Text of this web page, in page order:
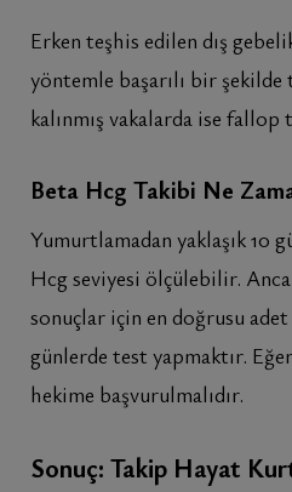
Erken teşhis edilen dış
yöntemle başarılı bir
kalınmış vakalarda ise fallop
Beta Hcg Takibi Ne
Yumurtlamadan yaklaşık 10
Hcg seviyesi ölçülebilir.
sonuçlar için en doğrusu
günlerde test yapmaktır.
hekime başvurulmalıdır.
Sonuç: Takip Hayat